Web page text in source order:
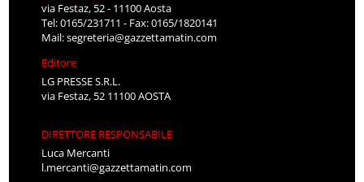
via Festaz, 52 - 11100 Aosta
Tel: 0165/231711 - Fax: 0165/1820141
Mail:segreteria@gazzettamatin.com
Editore
LG PRESSE S.R.L.
via Festaz, 52 11100 AOSTA
DIRETTORE RESPONSABILE
Luca Mercanti
l.mercanti@gazzettamatin.com